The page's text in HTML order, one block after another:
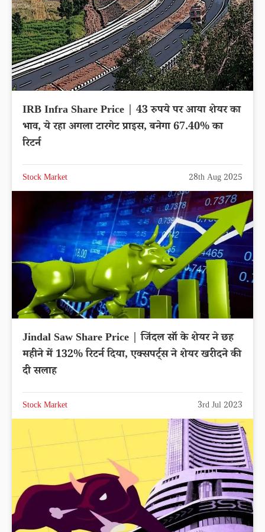
IRB Infra Share Price | 43 रुपये पर आया शेयर का
भाव, ये रहा अगला टारगेट प्राइस, बनेगा 67.40% का
रिटर्न
Stock Market 28th Aug 2025
Jindal Saw Share Price | जिंदल सॉ के शेयर ने छह
महीने में 132% रिटर्न दिया, एक्सपर्ट्स ने शेयर खरीदने की
दी सलाह
Stock Market 3rd Jul 2023